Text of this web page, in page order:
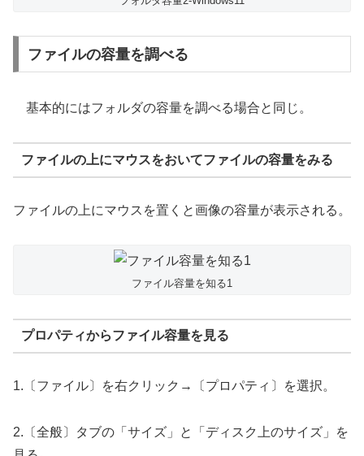
ファイルの容量を調べる
基本的にはフォルダの容量を調べる場合と同じ。
ファイルの上にマウスをおいてファイルの容量をみる
ファイルの上にマウスを置くと画像の容量が表示される。
ファイル容量を知る1
プロパティからファイル容量を見る
1.〔ファイル〕を右クリック→〔プロパティ〕を選択。
2.〔全般〕タブの「サイズ」と「ディスク上のサイズ」を